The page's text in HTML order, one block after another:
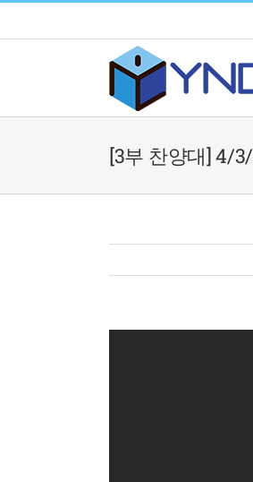
to
[3부 찬양대] 4/